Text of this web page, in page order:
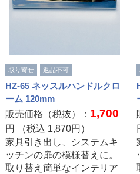
取り寄せ 返品不可
HZ-65 ネッスルハンドルクロ
ーム 120mm
販売価格（税抜）： 1,700
円 （税込 1,870円）
家具引き出し、システムキ
ッチンの扉の模様替えに。
取り替え簡単なインテリア